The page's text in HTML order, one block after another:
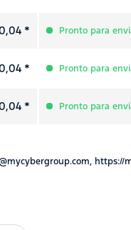
* Pronto para
* Pronto para
* Pronto para
https://